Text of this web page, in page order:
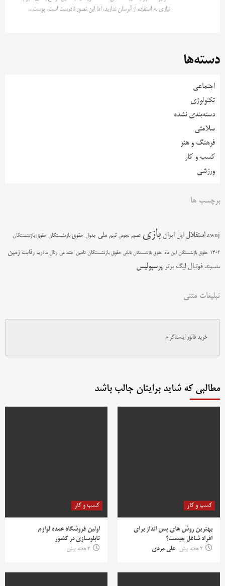
نیازی به استفاده از آبرسان ندارید. اما این تصور نادرست است. پوست...
دسته‌ها
اجتماعی
تکنولوژی
دسته‌بندی نشده
سلامتی
فرهنگ و هنر
کسب و کار
ورزشی
برچسب ها
zwnj استقلال اپل ایران بازی تصویر نجومی تیم ملی جدول حقوق بازنشستگان حقوق بازنشستگان
1402 حقوق بازنشستگان این ماه حقوق بازنشستگان بانکی حقوق بازنشستگان تامین اجتماعی رئال مادرید رقابت زمین
سامسونگ فوتبال لیگ برتر پرسپولیس
تبلیغات متنی
خرید فالور اینستاگرام
مطالبی که شاید برایتان جالب باشد
کسب و کار
بهترین روش‌ های پس‌ انداز برای
افراد شاغل چیست؟
2 هفته پیش
علی مردی
کسب و کار
اولین فروشگاه عمده لوازم
تابلوسازی در کشور
2 هفته پیش